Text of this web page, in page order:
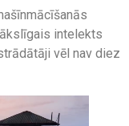
intelekts
vēl nav diez